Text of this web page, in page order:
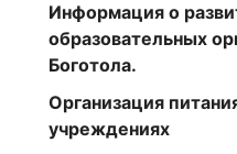
Информация о
образовательных
Боготола.
Организация
учреждениях